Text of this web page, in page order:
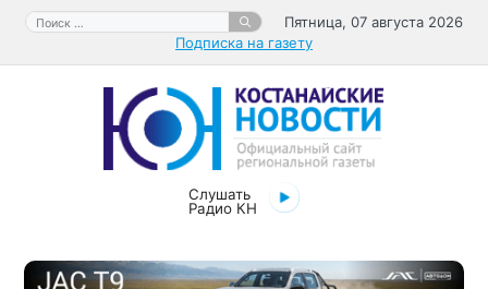
Перейти
содержимому
Поиск:
Пятница, 07 августа 2026
Подписка на газету
Слушать
Радио КН